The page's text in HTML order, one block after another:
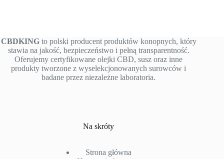
CBDKINGto polski producent produktów konopnych, który
stawia na jakość, bezpieczeństwo i pełną transparentność.
Oferujemy certyfikowane olejki CBD, susz oraz inne
produkty tworzone z wyselekcjonowanych surowców i
badane przez niezależne laboratoria.
Na skróty
Strona główna